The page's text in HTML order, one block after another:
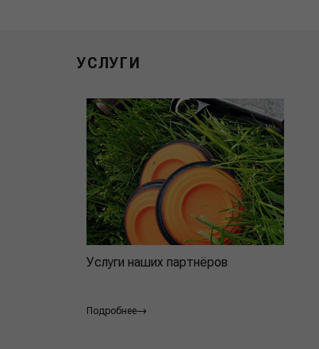
УСЛУГИ
Услуги наших партнёров
Подробнее